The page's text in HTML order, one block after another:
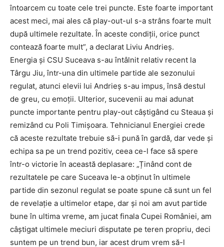
întoarcem cu toate cele trei puncte. Este foarte important
acest meci, mai ales că play-out-ul s-a strâns foarte mult
după ultimele rezultate. În aceste condiții, orice punct
contează foarte mult”, a declarat Liviu Andrieș.
Energia și CSU Suceava s-au întâlnit relativ recent la
Târgu Jiu, într-una din ultimele partide ale sezonului
regulat, atunci elevii lui Andrieș s-au impus, însă destul
de greu, cu emoții. Ulterior, sucevenii au mai adunat
puncte importante pentru play-out câștigând cu Steaua și
remizând cu Poli Timișoara. Tehnicianul Energiei crede
că aceste rezultate trebuie să-i pună în gardă, dar vede și
echipa sa pe un trend pozitiv, ceea ce-l face să spere
într-o victorie în această deplasare: „Ținând cont de
rezultatele pe care Suceava le-a obținut în ultimele
partide din sezonul regulat se poate spune că sunt un fel
de revelație a ultimelor etape, dar și noi am avut partide
bune în ultima vreme, am jucat finala Cupei României, am
câștigat ultimele meciuri disputate pe teren propriu, deci
suntem pe un trend bun, iar acest drum vrem să-l